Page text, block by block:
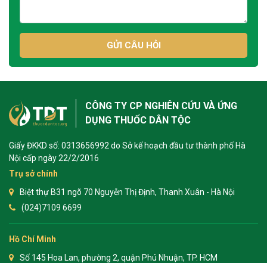
GỬI CÂU HỎI
CÔNG TY CP NGHIÊN CỨU VÀ ỨNG
DỤNG THUỐC DÂN TỘC
Giấy ĐKKD số: 0313656992 do Sở kế hoạch đầu tư thành phố Hà
Nội cấp ngày 22/2/2016
Trụ sở chính
Biệt thự B31 ngõ 70 Nguyễn Thị Định, Thanh Xuân - Hà Nội
(024)7109 6699
Hồ Chí Minh
Số 145 Hoa Lan, phường 2, quận Phú Nhuận, TP. HCM